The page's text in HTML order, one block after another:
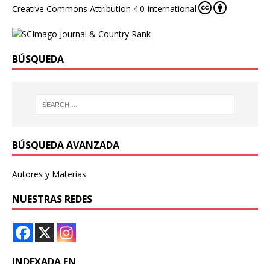
Creative Commons Attribution 4.0 International
BÚSQUEDA
BÚSQUEDA AVANZADA
Autores y Materias
NUESTRAS REDES